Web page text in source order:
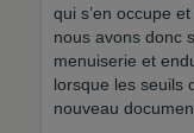
qui s’en occupe
nous avons donc
menuiserie et
lorsque les seuils
nouveau